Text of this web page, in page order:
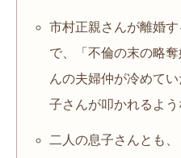
市村正親さんが離婚
で、「不倫の末の略
んの夫婦仲が冷めて
子さんが叩かれるよう
二人の息子さんとも